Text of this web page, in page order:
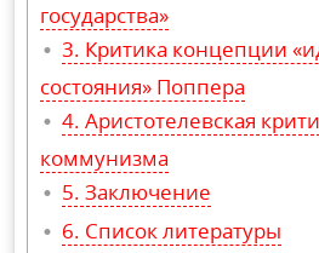
государства»
Критика концепции
состояния» Поппера
Аристотелевская
коммунизма
Заключение
Список литературы